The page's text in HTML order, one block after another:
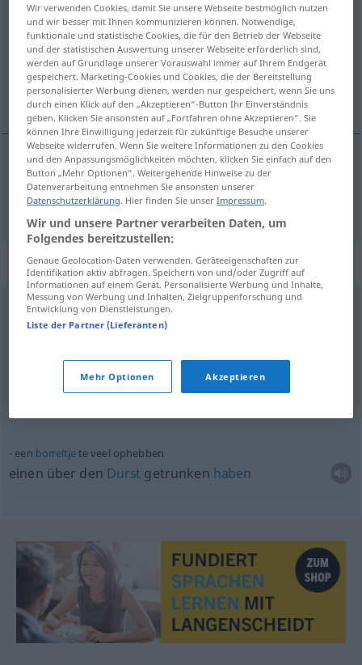
ophebbenv
Übersicht aller Übersetzungen
(Für mehr Details die Übersetzung anklicken/antippen)
aufhaben
aufhaben ophebben
Beispielsätze für "ophebben"
eentjete veel ophebben
haben
petophebben van
een borreltjete veel ophebben
einen über den Durst getrunken haben
Wir verwenden Cookies, damit Sie unsere Webseite bestmöglich nutzen
und wir besser mit Ihnen kommunizieren können. Notwendige,
funktionale und statistische Cookies, die für den Betrieb der Webseite
und der statistischen Auswertung unserer Webseite erforderlich sind,
werden auf Grundlage unserer Vorauswahl immer auf Ihrem Endgerät
gespeichert. Marketing-Cookies und Cookies, die der Bereitstellung
personalisierter Werbung dienen, werden nur gespeichert, wenn Sie uns
durch einen Klick auf den „Akzeptieren“-Button Ihr Einverständnis
geben. Klicken Sie ansonsten auf „Fortfahren ohne Akzeptieren“. Sie
können Ihre Einwilligung jederzeit für zukünftige Besuche unserer
Webseite widerrufen. Wenn Sie weitere Informationen zu den Cookies
und den Anpassungsmöglichkeiten möchten, klicken Sie einfach auf den
Button „Mehr Optionen“. Weitergehende Hinweise zu der
Datenverarbeitung entnehmen Sie ansonsten unserer
Datenschutzerklärung. Hier finden Sie unserImpressum.
Wir und unsere Partner verarbeiten Daten, um
Folgendes bereitzustellen:
Genaue Geolocation-Daten verwenden. Geräteeigenschaften zur
Identifikation aktiv abfragen. Speichern von und/oder Zugriff auf
Informationen auf einem Gerät. Personalisierte Werbung und Inhalte,
Messung von Werbung und Inhalten, Zielgruppenforschung und
Entwicklung von Dienstleistungen.
Liste der Partner (Lieferanten)
Mehr Optionen Akzeptieren